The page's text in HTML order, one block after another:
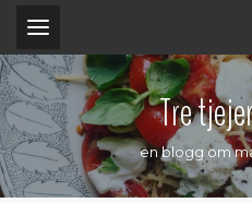
Tre
en blogg om